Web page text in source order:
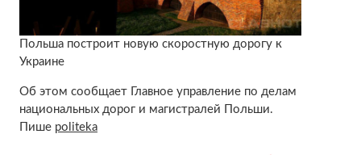
Польша построит новую скоростную дорогу к
Украине
Об этом сообщает Главное управление по делам
национальных дорог и магистралей Польши.
Пише politeka